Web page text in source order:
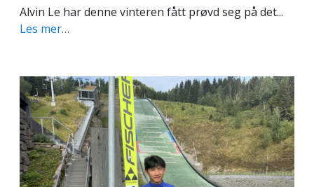
Alvin Le har denne vinteren fått prøvd seg på det...
Les mer…